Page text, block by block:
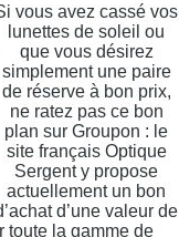
vous avez cassé vos
lunettes de soleil ou
que vous désirez
simplement une paire
de réserve à bon prix,
ne ratez pas ce bon
plan sur Groupon : le
site français Optique
Sergent y propose
actuellement un bon
d’une valeur de
toute la gamme de